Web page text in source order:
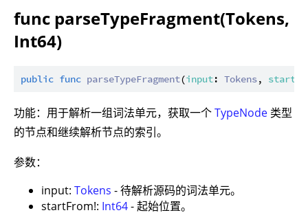
func parseTypeFragment(Tokens,
Int64)
public func parseTypeFragment(input: Tokens,
功能：用于解析一组词法单元，获取一个TypeNode 类型
的节点和继续解析节点的索引。
参数：
input: Tokens - 待解析源码的词法单元。
startFrom!: Int64- 起始位置。